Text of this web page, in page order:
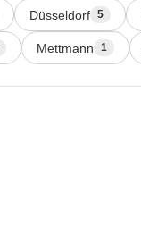
Düsseldorf 5
Mettmann 1